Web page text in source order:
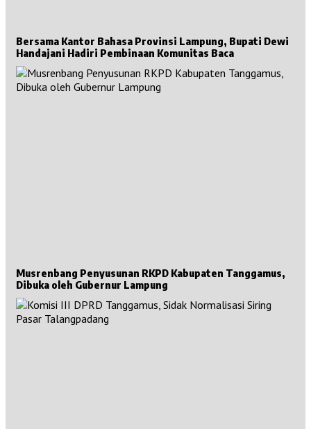
Bersama Kantor Bahasa Provinsi Lampung, Bupati Dewi
Handajani Hadiri Pembinaan Komunitas Baca
Musrenbang Penyusunan RKPD Kabupaten Tanggamus,
Dibuka oleh Gubernur Lampung